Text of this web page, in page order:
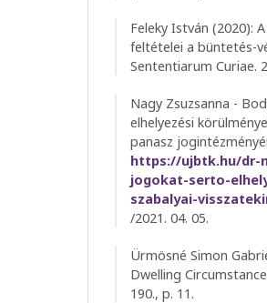
Feleky István (2020):
feltételei a büntetés-
Sententiarum Curiae.
Nagy Zsuzsanna -
elhelyezési
panasz
https://ujbtk.hu/dr-
jogokat-serto-
szabalyai-
/2021. 04. 05.
Ürmösné Simon
Dwelling
190., p. 11.